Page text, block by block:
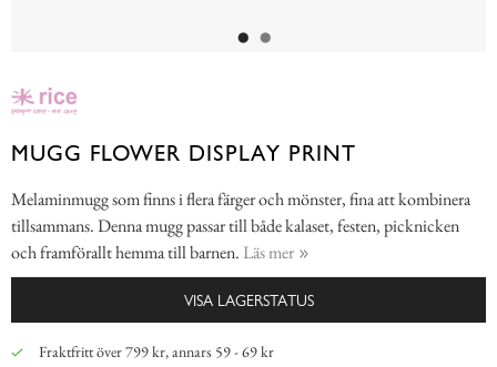
MUGG FLOWER DISPLAY PRINT
Melaminmugg som finns i flera färger och mönster, fina att kombinera
tillsammans. Denna mugg passar till både kalaset, festen, picknicken
och framförallt hemma till barnen. Läs mer
VISA LAGERSTATUS
Fraktfritt över 799 kr, annars 59 - 69 kr